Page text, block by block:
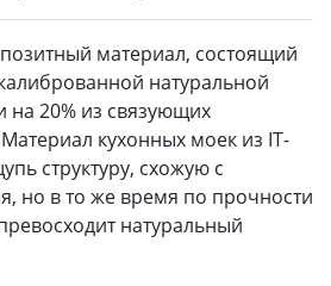
материал, состоящий
натуральной
на 20% из связующих
кухонных моек из IT-
структуру, схожую с
но в то же время по прочности
натуральный